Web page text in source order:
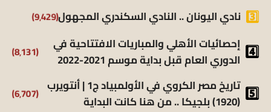
نادي اليونان .. النادي السكندري المجهول(9٬429)
إحصائيات الأهلي والمباريات الافتتاحية في
الدوري العام قبل بداية موسم 2021-2022
(8٬131)
تاريخ مصر الكروي في الأولمبياد ج1 | أنتويرب
(1920) بلجيكا .. من هنا كانت البداية
(6٬707)